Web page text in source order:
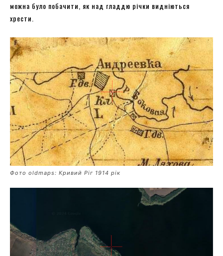
можна було побачити, як над гладдю річки видніються
хрести.
Фото oldmaps: Кривий Ріг 1914 рік